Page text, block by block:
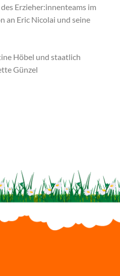
Erzieher:innenteams im
an Eric Nicolai und seine
Höbel und staatlich
Günzel